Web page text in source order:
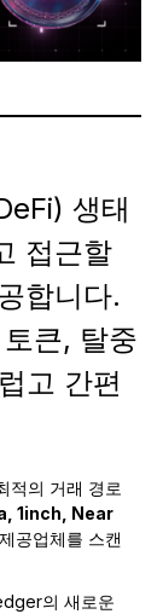
생태
접근할
합니다.
큰, 탈중
고 간편
적의 거래 경로
1inch, Near
공업체를 스캔
의 새로운